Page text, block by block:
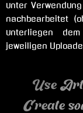
unter
nachbearbeitet
unterliegen
jeweiligen
Use
Create